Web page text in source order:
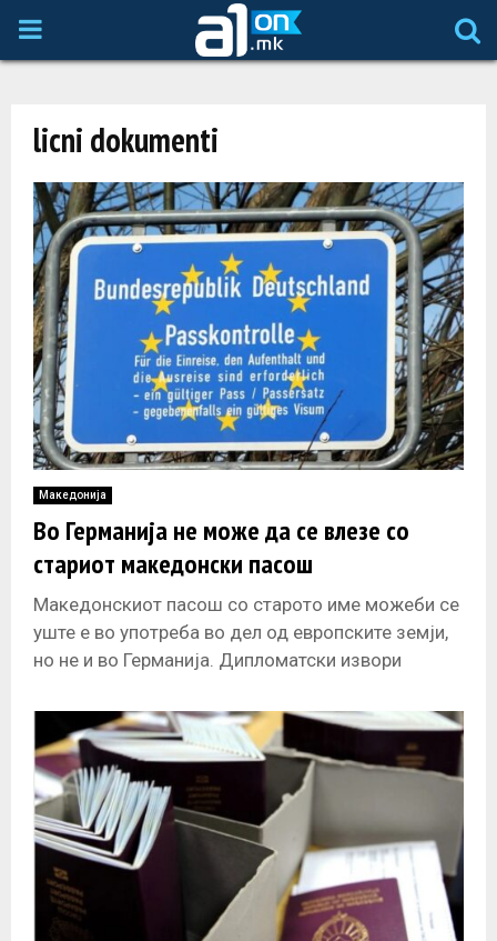
P
M
A
R
Y
M
E
N
U
licni dokumenti
Македонија
Во Германија не може да се влезе со
стариот македонски пасош
Македонскиот пасош со старото име можеби се
уште е во употреба во дел од европските земји,
но не и во Германија. Дипломатски извори